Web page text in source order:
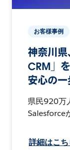
お客様事例
神奈川
CRM」
安心の一
県民920万
Salesforce
詳細はこち